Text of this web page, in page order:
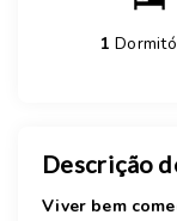
1
Descrição
Viver bem